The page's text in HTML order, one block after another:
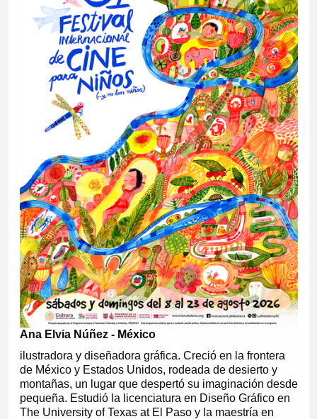
Ana Elvia Núñez - México
ilustradora y diseñadora gráfica. Creció en la frontera
de México y Estados Unidos, rodeada de desierto y
montañas, un lugar que despertó su imaginación desde
pequeña. Estudió la licenciatura en Diseño Gráfico en
The University of Texas at El Paso y la maestría en